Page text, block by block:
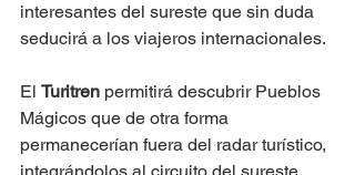
interesantes del sureste que sin duda
seducirá a los viajeros internacionales.
El Turitren permitirá descubrir Pueblos
Mágicos que de otra forma
permanecerían fuera del radar turístico,